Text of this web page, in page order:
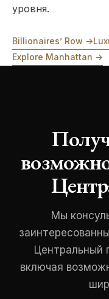
уровня.
Billionaires’ Row →
Explore Manhattan →
Мы
Центральный
включая